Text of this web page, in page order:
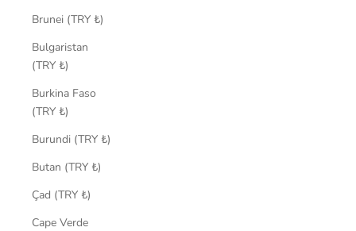
Brunei (TRY ₺)
Bulgaristan
(TRY ₺)
Burkina Faso
(TRY ₺)
Burundi (TRY ₺)
Butan (TRY ₺)
Çad (TRY ₺)
Cape Verde